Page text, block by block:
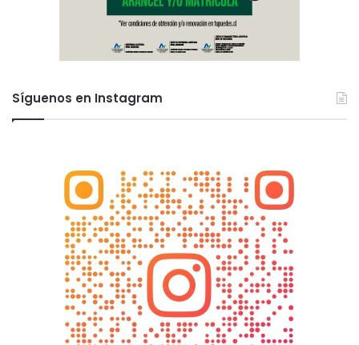
Síguenos en Instagram